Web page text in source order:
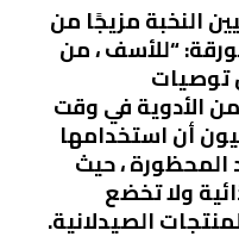
النخبة مزيجًا من
“للأسف ، من
توصيات
الأدوية في وقت
أن استخدامها
المحظورة ، حيث
ولا تخضع
الصيدلانية.